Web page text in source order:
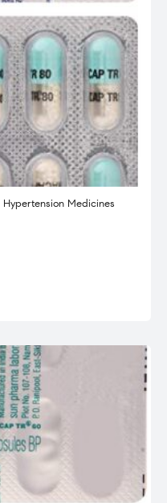
Hypertension Medicines